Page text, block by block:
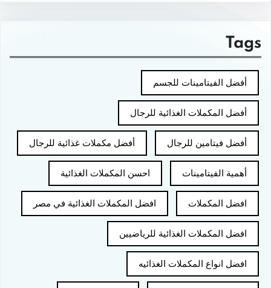
Tags
أفضل الفيتامينات للجسم
أفضل المكملات الغذائية للرجال
أفضل فيتامين للرجال أفضل مكملات غذائية للرجال
أهمية الفيتامينات احسن المكملات الغذائية
افضل المكملات افضل المكملات الغذائية في مصر
افضل المكملات الغذائية للرياضيين
افضل انواع المكملات الغذائيه